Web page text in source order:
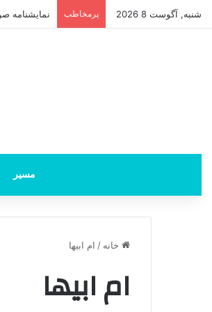
شنبه, آگوست 8 2026 پرمخاطب امام زمان
مسیر
خانه / ام ابیها
ام ابیها